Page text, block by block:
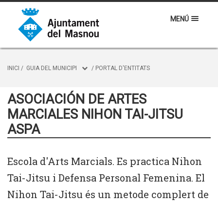
MENÚ
INICI / GUIA DEL MUNICIPI / PORTAL D'ENTITATS
ASOCIACIÓN DE ARTES
MARCIALES NIHON TAI-JITSU
ASPA
Escola d'Arts Marcials. Es practica Nihon
Tai-Jitsu i Defensa Personal Femenina. El
Nihon Tai-Jitsu és un metode complert de